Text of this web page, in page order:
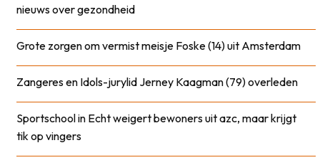
nieuws over gezondheid
Grote zorgen om vermist meisje Foske (14) uit Amsterdam
Zangeres en Idols-jurylid Jerney Kaagman (79) overleden
Sportschool in Echt weigert bewoners uit azc, maar krijgt
tik op vingers